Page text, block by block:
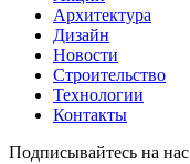
Архитектура
Дизайн
Новости
Строительство
Технологии
Контакты
Подписывайтесь на нас